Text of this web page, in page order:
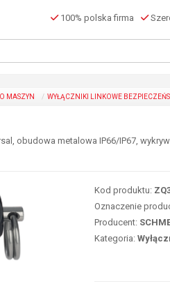
100% polska firma
MASZYN WYŁĄCZNIKI LINKOWE
obudowa metalowa IP66/IP67,
Kod produktu:
Oznaczenie
Producent:
Kategoria: